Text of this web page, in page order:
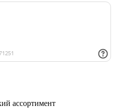
ассортимент